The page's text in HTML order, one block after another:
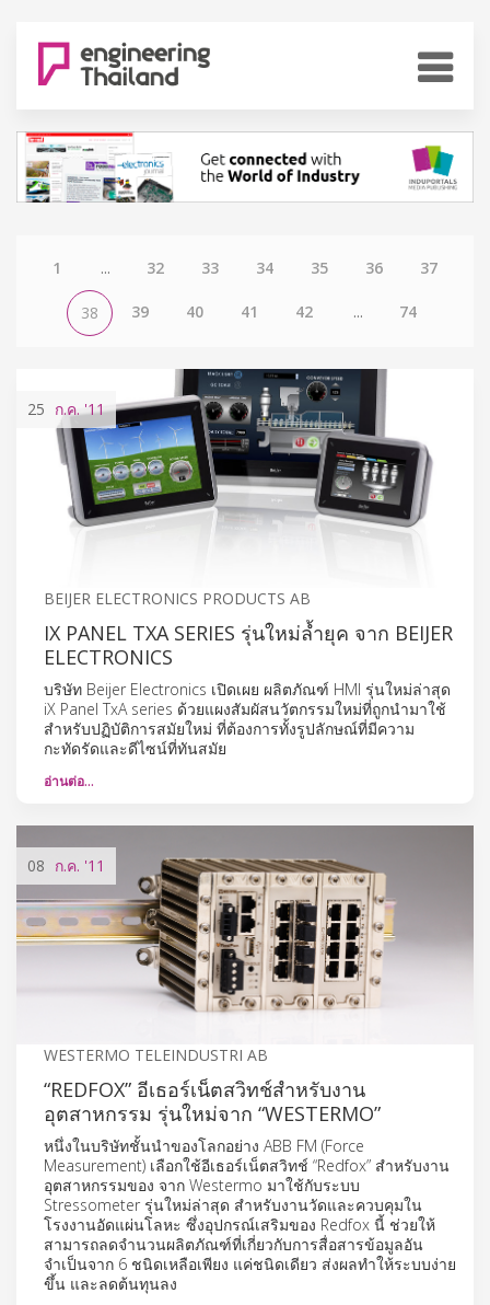
1 ... 32 33 34 35 36 37
38 39 40 41 42 ... 74
25 ก.ค.'11
BEIJER ELECTRONICS PRODUCTS AB
IX PANEL TXA SERIES รุ่นใหม่ล้ำยุค จาก BEIJER
ELECTRONICS
บริษัท Beijer Electronics เปิดเผย ผลิตภัณฑ์ HMI รุ่นใหม่ล่าสุด
iX Panel TxA series ด้วยแผงสัมผัสนวัตกรรมใหม่ที่ถูกนำมาใช้
สำหรับปฏิบัติการสมัยใหม่ ที่ต้องการทั้งรูปลักษณ์ที่มีความ
กะทัดรัดและดีไซน์ที่ทันสมัย
อ่านต่อ…
08 ก.ค. '11
WESTERMO TELEINDUSTRI AB
“REDFOX” อีเธอร์เน็ตสวิทช์สำหรับงาน
อุตสาหกรรม รุ่นใหม่จาก “WESTERMO”
หนึ่งในบริษัทชั้นนำของโลกอย่าง ABB FM (Force
Measurement) เลือกใช้อีเธอร์เน็ตสวิทช์ “Redfox” สำหรับงาน
อุตสาหกรรมของ จาก Westermo มาใช้กับระบบ
Stressometer รุ่นใหม่ล่าสุด สำหรับงานวัดและควบคุมใน
โรงงานอัดแผ่นโลหะ ซึ่งอุปกรณ์เสริมของ Redfox นี้ ช่วยให้
สามารถลดจำนวนผลิตภัณฑ์ที่เกี่ยวกับการสื่อสารข้อมูลอัน
จำเป็นจาก 6 ชนิดเหลือเพียง แค่ชนิดเดียว ส่งผลทำให้ระบบง่าย
ขึ้น และลดต้นทุนลง